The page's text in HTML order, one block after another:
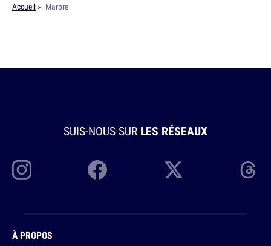
Accueil Marbre
SUIS-NOUS SUR LES RÉSEAUX
À PROPOS